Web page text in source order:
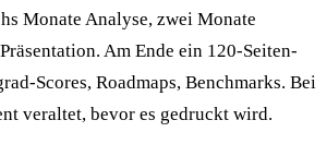
Monate Analyse, zwei Monate
Am Ende ein 120-Seiten-
Scores, Roadmaps, Benchmarks. Bei
veraltet, bevor es gedruckt wird.